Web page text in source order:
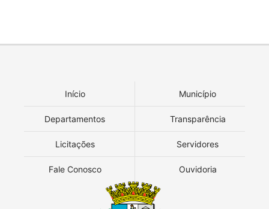
Início Município
Departamentos Transparência
Licitações Servidores
Fale Conosco Ouvidoria